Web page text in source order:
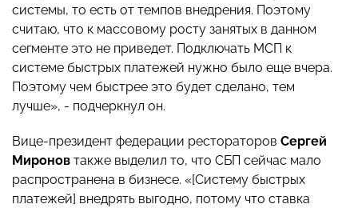
системы, то есть от темпов внедрения. Поэтому
считаю, что к массовому росту занятых в данном
сегменте это не приведет. Подключать МСП к
системе быстрых платежей нужно было еще вчера.
Поэтому чем быстрее это будет сделано, тем
лучше», - подчеркнул он.
Вице-президент федерации рестораторов Сергей
Миронов также выделил то, что СБП сейчас мало
распространена в бизнесе. «[Систему быстрых
платежей] внедрять выгодно, потому что ставка